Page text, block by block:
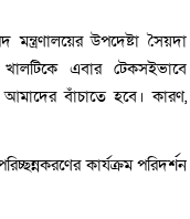
উপদেষ্টা সৈয়দা
খালটিকে এবার টেকসইভাবে
বাঁচাতে হবে। কারণ,
কার্যক্রম পরিদর্শন